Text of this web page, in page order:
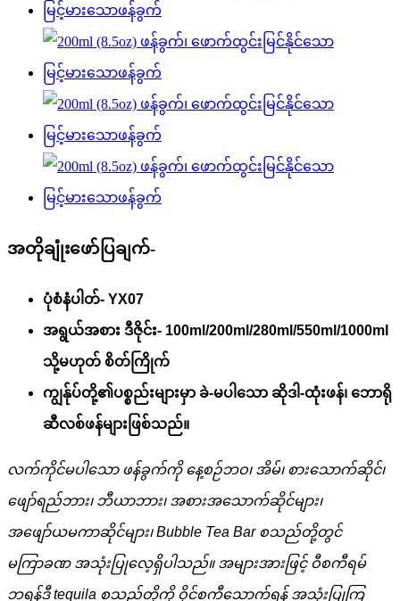
အတိုချုံးဖော်ပြချက်-
ပုံစံနံပါတ်- YX07
အရွယ်အစား ဒီဇိုင်း- 100ml/200ml/280ml/550ml/1000ml
သို့မဟုတ် စိတ်ကြိုက်
ကျွန်ုပ်တို့၏ပစ္စည်းများမှာ ခဲ-မပါသော ဆိုဒါ-ထုံးဖန်၊ ဘောရို
ဆီလစ်ဖန်များဖြစ်သည်။
လက်ကိုင်မပါသော ဖန်ခွက်ကို နေ့စဉ်ဘဝ၊ အိမ်၊ စားသောက်ဆိုင်၊
ဖျော်ရည်ဘား၊ ဘီယာဘား၊ အစားအသောက်ဆိုင်များ၊
အဖျော်ယမကာဆိုင်များ၊ Bubble Tea Bar စသည်တို့တွင်
မကြာခဏ အသုံးပြုလေ့ရှိပါသည်။ အများအားဖြင့် ဝီစကီရမ်
ဘရန်ဒီ tequila စသည်တို့ကို ဝိုင်စကီသောက်ရန် အသုံးပြုကြ